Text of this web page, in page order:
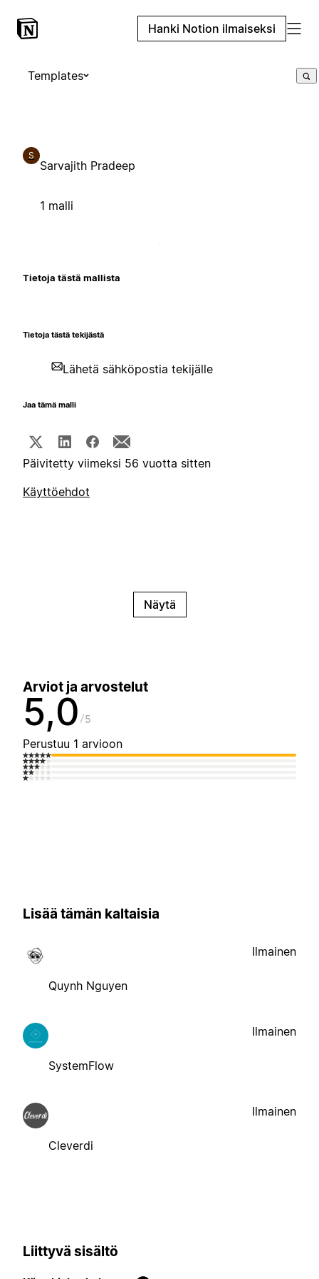
Hanki Notion ilmaiseksi
Templates
S
Sarvajith Pradeep
1 malli
Tietoja tästä mallista
Tietoja tästä tekijästä
Lähetä sähköpostia tekijälle
Jaa tämä malli
Päivitetty viimeksi 56 vuotta sitten
Käyttöehdot
Näytä
Arviot ja arvostelut
5,0 5
Perustuu 1 arvioon
Lisää tämän kaltaisia
Quynh Nguyen
Ilmainen
SystemFlow
Ilmainen
Cleverdi
Ilmainen
Liittyvä sisältö